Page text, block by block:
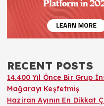
RECENT POSTS
14.400 Yıl Önce Bir Grup
Mağarayı Keşfetmiş
Haziran Ayının En Dikkat